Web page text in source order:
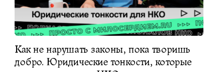
Как не нарушать законы, пока творишь
добро. Юридические тонкости, которые